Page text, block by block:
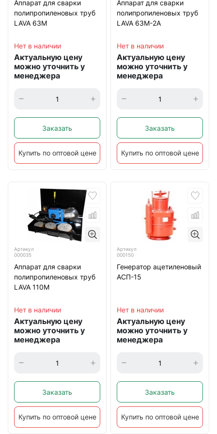
Аппарат для сварки
полипропиленовых труб
LAVA 63М
Нет в наличии
Актуальную цену
можно уточнить у
менеджера
Заказать
Купить по оптовой цене
Аппарат для сварки
полипропиленовых труб
LAVA 63М-2А
Нет в наличии
Актуальную цену
можно уточнить у
менеджера
Заказать
Купить по оптовой цене
Артикул
000035
Аппарат для сварки
полипропиленовых труб
LAVA 110М
Нет в наличии
Актуальную цену
можно уточнить у
менеджера
Заказать
Купить по оптовой цене
Артикул
000150
Генератор ацетиленовый
АСП-15
Нет в наличии
Актуальную цену
можно уточнить у
менеджера
Заказать
Купить по оптовой цене